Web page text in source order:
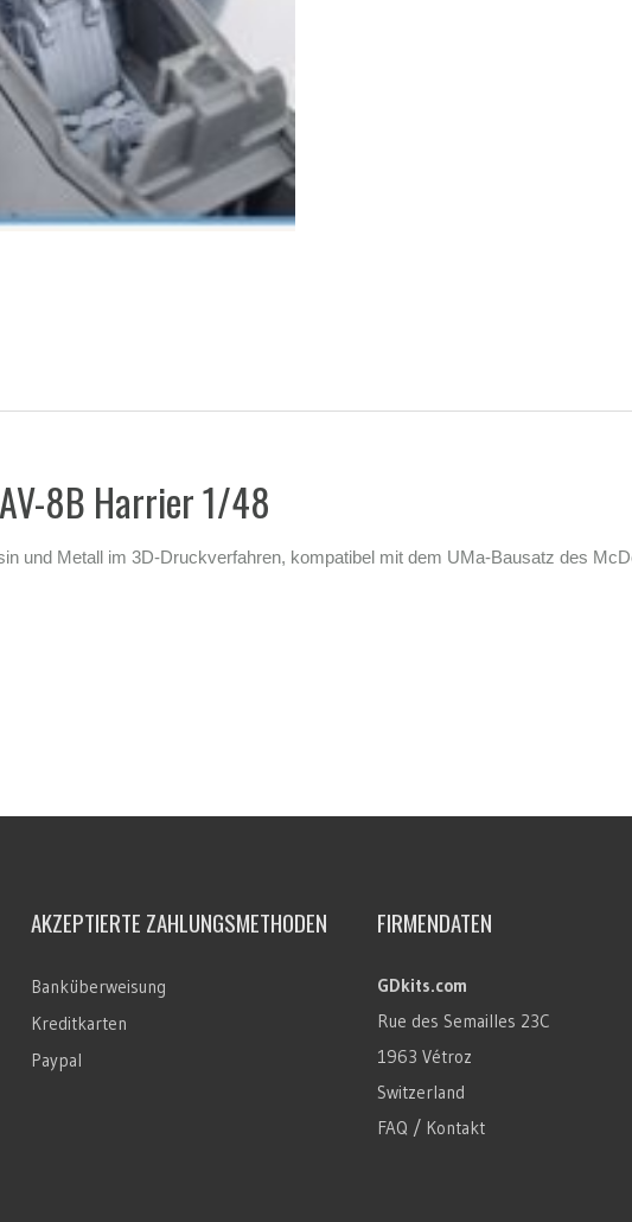
8B Harrier 1/48
und Metall im 3D-Druckverfahren, kompatibel mit dem UMa-Bausatz des
AKZEPTIERTE ZAHLUNGSMETHODEN
Banküberweisung
Kreditkarten
Paypal
FIRMENDATEN
GDkits.com
Rue des Semailles 23C
1963 Vétroz
Switzerland
FAQ / Kontakt